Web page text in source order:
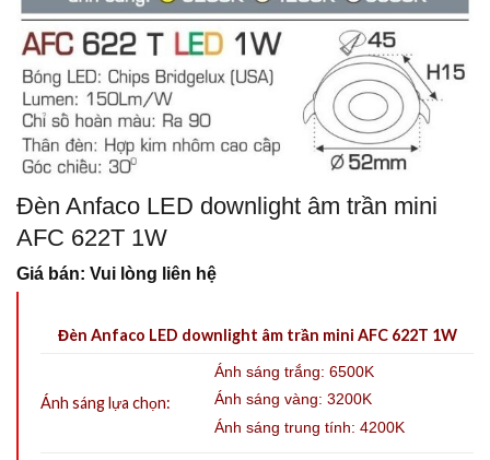
Đèn Anfaco LED downlight âm trần mini
AFC 622T 1W
Giá bán: Vui lòng liên hệ
Đèn Anfaco LED downlight âm trần mini AFC 622T 1W
Ánh sáng lựa chọn:
Ánh sáng trắng: 6500K
Ánh sáng vàng: 3200K
Ánh sáng trung tính: 4200K